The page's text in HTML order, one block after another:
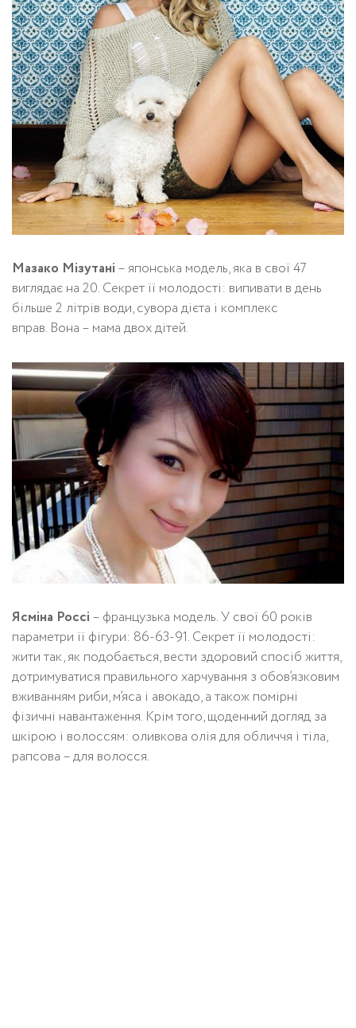
Мазако Мізутані – японська модель, яка в свої 47
виглядає на 20. Секрет її молодості: випивати в день
більше 2 літрів води, сувора дієта і комплекс
вправ. Вона – мама двох дітей.
Ясміна Россі – французька модель. У свої 60 років
параметри її фігури: 86-63-91. Секрет її молодості:
жити так, як подобається, вести здоровий спосіб життя,
дотримуватися правильного харчування з обов’язковим
вживанням риби, м’яса і авокадо, а також помірні
фізичні навантаження. Крім того, щоденний догляд за
шкірою і волоссям: оливкова олія для обличчя і тіла,
рапсова – для волосся.